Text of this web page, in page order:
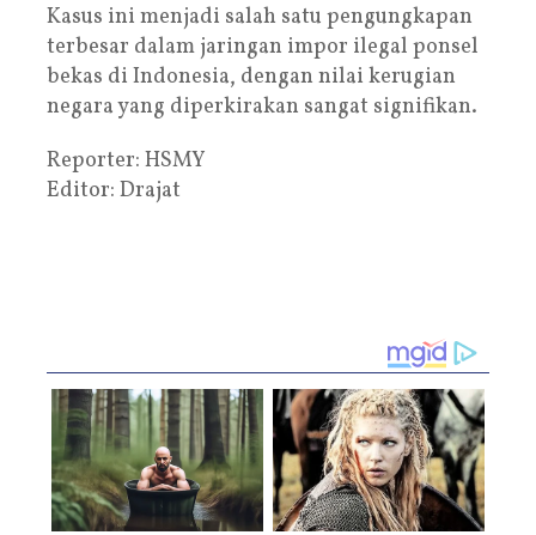
Kasus ini menjadi salah satu pengungkapan
terbesar dalam jaringan impor ilegal ponsel
bekas di Indonesia, dengan nilai kerugian
negara yang diperkirakan sangat signifikan.
Reporter: HSMY
Editor: Drajat